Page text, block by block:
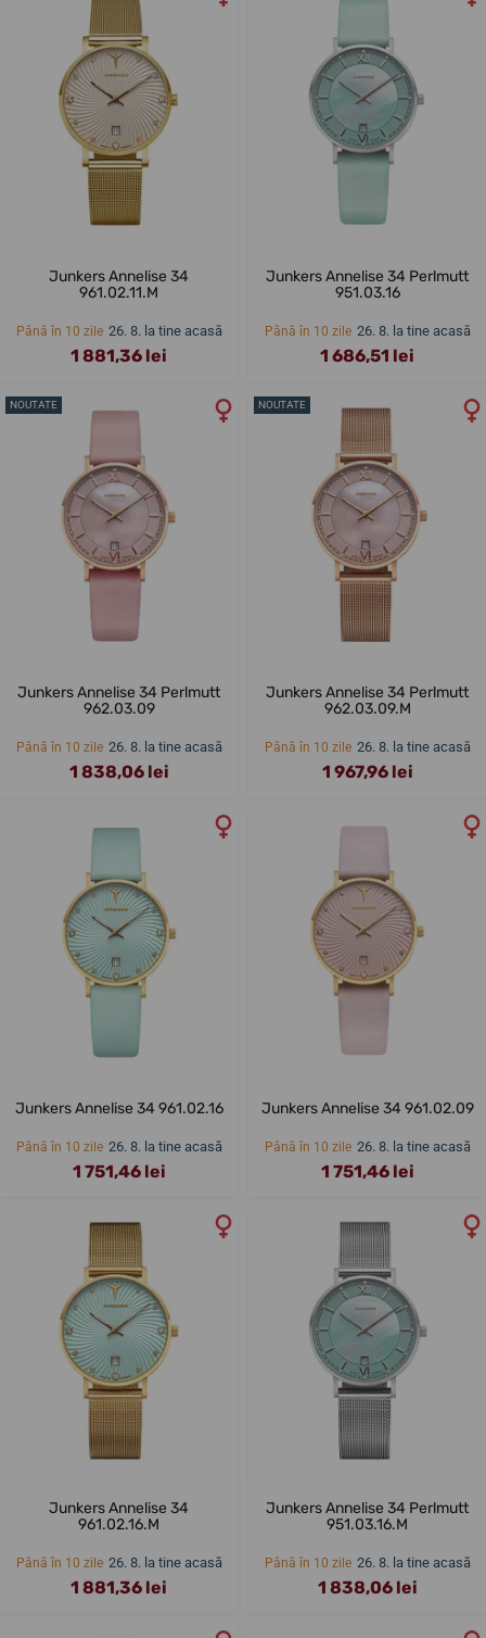
Junkers Annelise 34
961.02.11.M
Până în 10 zile 26. 8. la tine acasă
1 881,36 lei
Junkers Annelise 34 Perlmutt
951.03.16
Până în 10 zile 26. 8. la tine acasă
1 686,51 lei
NOUTATE
Junkers Annelise 34 Perlmutt
962.03.09
Până în 10 zile 26. 8. la tine acasă
1 838,06 lei
NOUTATE
Junkers Annelise 34 Perlmutt
962.03.09.M
Până în 10 zile 26. 8. la tine acasă
1 967,96 lei
Junkers Annelise 34 961.02.16
Până în 10 zile 26. 8. la tine acasă
1 751,46 lei
Junkers Annelise 34 961.02.09
Până în 10 zile 26. 8. la tine acasă
1 751,46 lei
Junkers Annelise 34
961.02.16.M
Până în 10 zile 26. 8. la tine acasă
1 881,36 lei
Junkers Annelise 34 Perlmutt
951.03.16.M
Până în 10 zile 26. 8. la tine acasă
1 838,06 lei